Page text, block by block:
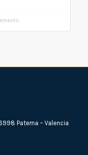
Paterna – Valencia